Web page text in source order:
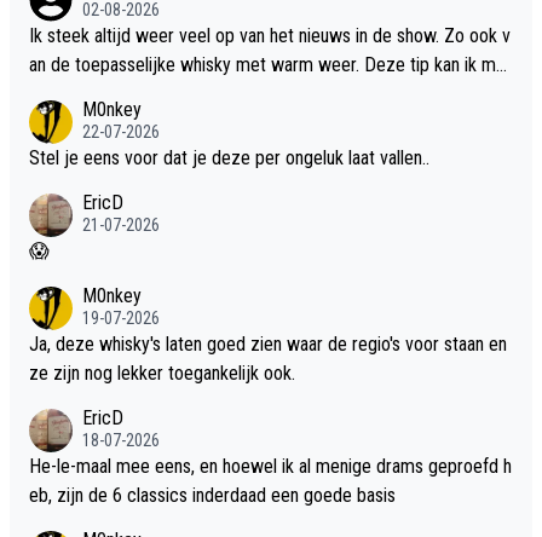
02-08-2026
Ik steek altijd weer veel op van het nieuws in de show. Zo ook v
an de toepasselijke whisky met warm weer. Deze tip kan ik met
M0nkey
22-07-2026
Stel je eens voor dat je deze per ongeluk laat vallen..
EricD
21-07-2026
😱
M0nkey
19-07-2026
Ja, deze whisky's laten goed zien waar de regio's voor staan en
ze zijn nog lekker toegankelijk ook.
EricD
18-07-2026
He-le-maal mee eens, en hoewel ik al menige drams geproefd h
eb, zijn de 6 classics inderdaad een goede basis